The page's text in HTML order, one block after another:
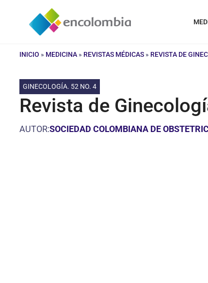
contenido
INICIO » MEDICINA » REVISTAS MÉDICAS » REVISTA DE
GINECOLOGÍA. 52 NO. 4
Revista de
AUTOR:SOCIEDAD COLOMBIANA DE